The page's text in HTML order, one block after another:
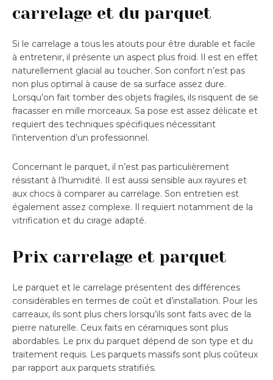
carrelage et du parquet
Si le carrelage a tous les atouts pour être durable et facile
à entretenir, il présente un aspect plus froid. Il est en effet
naturellement glacial au toucher. Son confort n’est pas
non plus optimal à cause de sa surface assez dure.
Lorsqu’on fait tomber des objets fragiles, ils risquent de se
fracasser en mille morceaux. Sa pose est assez délicate et
requiert des techniques spécifiques nécessitant
l’intervention d’un professionnel.
Concernant le parquet, il n’est pas particulièrement
résistant à l’humidité. Il est aussi sensible aux rayures et
aux chocs à comparer au carrelage. Son entretien est
également assez complexe. Il requiert notamment de la
vitrification et du cirage adapté.
Prix carrelage et parquet
Le parquet et le carrelage présentent des différences
considérables en termes de coût et d’installation. Pour les
carreaux, ils sont plus chers lorsqu’ils sont faits avec de la
pierre naturelle. Ceux faits en céramiques sont plus
abordables. Le prix du parquet dépend de son type et du
traitement requis. Les parquets massifs sont plus coûteux
par rapport aux parquets stratifiés.